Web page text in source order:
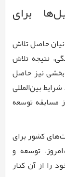
برای
حاصل تلاش
نتیجه تلاش
نیز حاصل
بین‌المللی
مسابقه توسعه
کشور برای
توسعه و
را از آن کنار